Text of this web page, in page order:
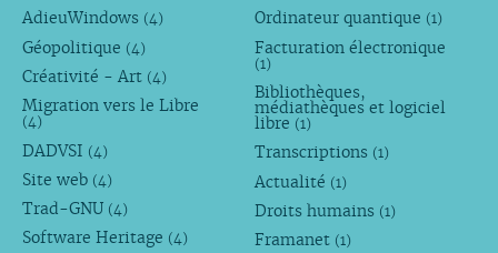
AdieuWindows (4)
Géopolitique (4)
Créativité - Art (4)
Migration vers le Libre
(4)
DADVSI (4)
Site web (4)
Trad-GNU (4)
Software Heritage (4)
Ordinateur quantique (1)
Facturation électronique
(1)
Bibliothèques,
médiathèques et logiciel
libre (1)
Transcriptions (1)
Actualité (1)
Droits humains (1)
Framanet (1)